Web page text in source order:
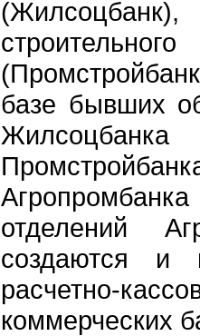
базе бывших
отделений
создаются и
расчетно-
коммерческих